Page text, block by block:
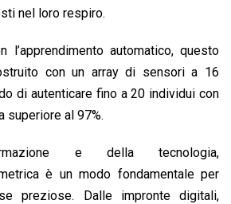
nel loro respiro.
l’apprendimento automatico, questo
con un array di sensori a 16
di autenticare fino a 20 individui con
superiore al 97%.
e della tecnologia,
è un modo fondamentale per
preziose. Dalle impronte digitali,